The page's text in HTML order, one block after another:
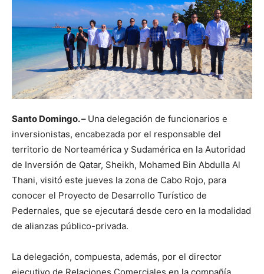
Santo Domingo. – Una delegación de funcionarios e
inversionistas, encabezada por el responsable del
territorio de Norteamérica y Sudamérica en la Autoridad
de Inversión de Qatar, Sheikh, Mohamed Bin Abdulla Al
Thani, visitó este jueves la zona de Cabo Rojo, para
conocer el Proyecto de Desarrollo Turístico de
Pedernales, que se ejecutará desde cero en la modalidad
de alianzas público-privada.
La delegación, compuesta, además, por el director